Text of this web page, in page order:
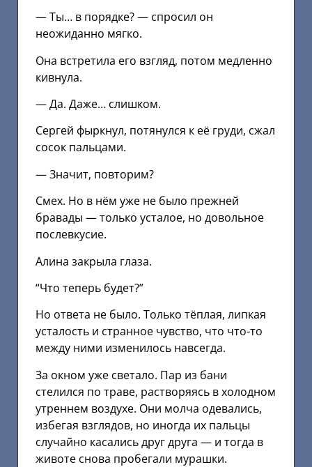
— Ты… в порядке? — спросил он
неожиданно мягко.
Она встретила его взгляд, потом медленно
кивнула.
— Да. Даже… слишком.
Сергей фыркнул, потянулся к её груди, сжал
сосок пальцами.
— Значит, повторим?
Смех. Но в нём уже не было прежней
бравады — только усталое, но довольное
послевкусие.
Алина закрыла глаза.
“Что теперь будет?”
Но ответа не было. Только тёплая, липкая
усталость и странное чувство, что что-то
между ними изменилось навсегда.
За окном уже светало. Пар из бани
стелился по траве, растворяясь в холодном
утреннем воздухе. Они молча одевались,
избегая взглядов, но иногда их пальцы
случайно касались друг друга — и тогда в
животе снова пробегали мурашки.